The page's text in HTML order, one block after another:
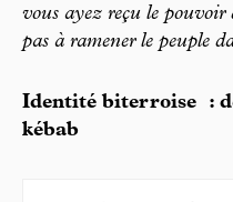
vous ayez reçu le pouvoir
pas à ramener le peuple
Identité biterroise :
kébab